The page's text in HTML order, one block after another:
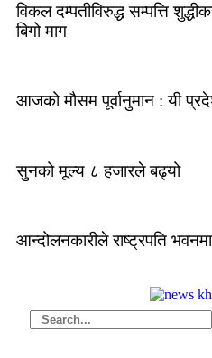
विकल दम्पतीविरुद्ध सम्पत्ति
बिगो माग
आजको मौसम पूर्वानुमान : यी
सुनको मूल्य ८ हजारले बढ्यो
आन्दोलनकारीले राष्ट्रपति